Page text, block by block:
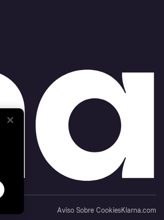
Aviso Sobre CookiesKlarna.com